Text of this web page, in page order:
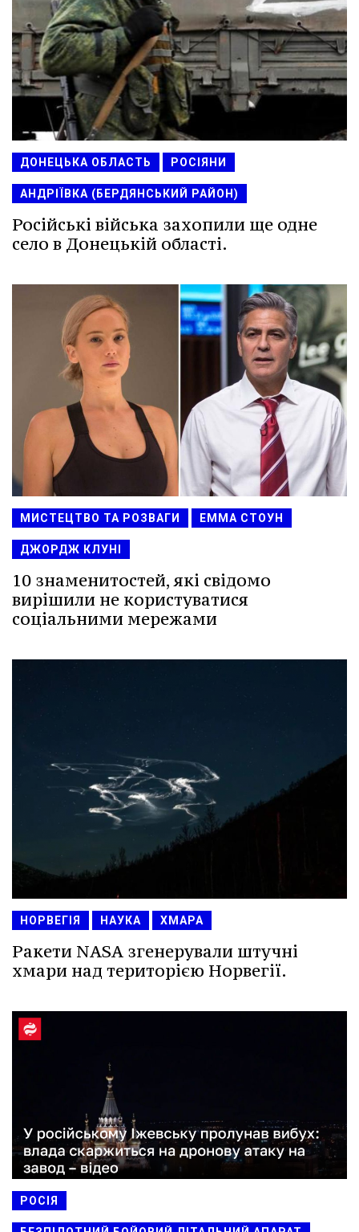
ДОНЕЦЬКА ОБЛАСТЬ РОСІЯНИ
АНДРІЇВКА (БЕРДЯНСЬКИЙ РАЙОН)
Російські війська захопили ще одне
село в Донецькій області.
МИСТЕЦТВО ТА РОЗВАГИ ЕММА СТОУН
ДЖОРДЖ КЛУНІ
10 знаменитостей, які свідомо
вирішили не користуватися
соціальними мережами
НОРВЕГІЯ НАУКА ХМАРА
Ракети NASA згенерували штучні
хмари над територією Норвегії.
РОСІЯ